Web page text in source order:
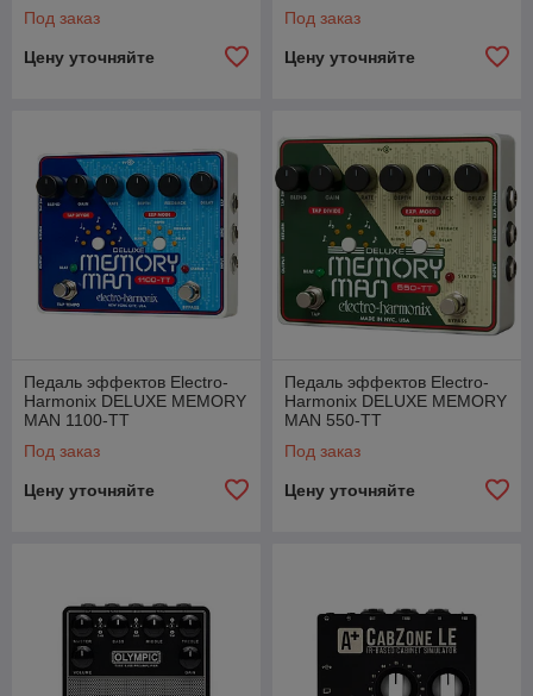
Под заказ
Цену уточняйте
Под заказ
Цену уточняйте
Педаль эффектов Electro-
Harmonix DELUXE MEMORY
MAN 1100-TT
Под заказ
Цену уточняйте
Педаль эффектов Electro-
Harmonix DELUXE MEMORY
MAN 550-TT
Под заказ
Цену уточняйте